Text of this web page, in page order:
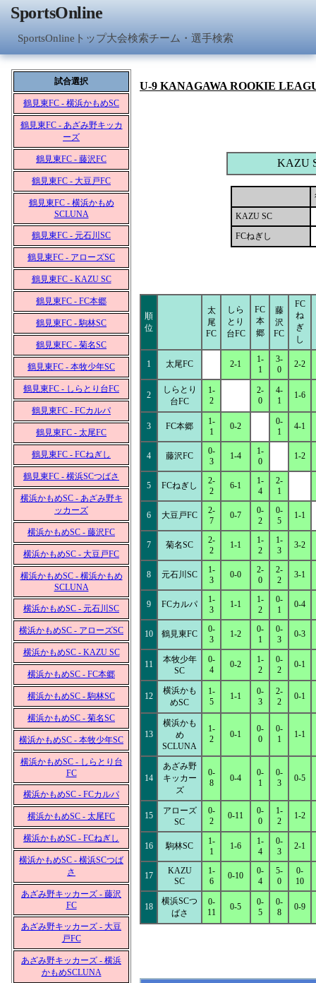
SportsOnline
SportsOnlineトップ大会検索チーム・選手検索
試合選択
鶴見東FC - 横浜かもめSC
鶴見東FC - あざみ野キッカ
ーズ
鶴見東FC - 藤沢FC
鶴見東FC - 大豆戸FC
鶴見東FC - 横浜かもめ
SCLUNA
鶴見東FC - 元石川SC
鶴見東FC - アローズSC
鶴見東FC - KAZU SC
鶴見東FC - FC本郷
鶴見東FC - 駒林SC
鶴見東FC - 菊名SC
鶴見東FC - 本牧少年SC
鶴見東FC - しらとり台FC
鶴見東FC - FCカルパ
鶴見東FC - 太尾FC
鶴見東FC - FCねぎし
鶴見東FC - 横浜SCつばさ
横浜かもめSC - あざみ野キ
ッカーズ
横浜かもめSC - 藤沢FC
横浜かもめSC - 大豆戸FC
横浜かもめSC - 横浜かもめ
SCLUNA
横浜かもめSC - 元石川SC
横浜かもめSC - アローズSC
横浜かもめSC - KAZU SC
横浜かもめSC - FC本郷
横浜かもめSC - 駒林SC
横浜かもめSC - 菊名SC
横浜かもめSC - 本牧少年SC
横浜かもめSC - しらとり台
FC
横浜かもめSC - FCカルパ
横浜かもめSC - 太尾FC
横浜かもめSC - FCねぎし
横浜かもめSC - 横浜SCつば
さ
あざみ野キッカーズ - 藤沢
FC
あざみ野キッカーズ - 大豆
戸FC
あざみ野キッカーズ - 横浜
かもめSCLUNA
U-9 KANAGAWA ROOKIE
KAZU
KAZU SC
FCねぎし
順
位
太
尾
FC
しら
とり
台FC
FC
本
郷
藤
沢
FC
FC
ね
ぎ
し
1 太尾FC 2-1
1-
1
3-
0
2-2
2
しらとり
台FC
1-
2
2-
0
4-
1
1-6
3 FC本郷
1-
1
0-2
0-
1
4-1
4 藤沢FC
0-
3
1-4
1-
0
1-2
5 FCねぎし
2-
2
6-1
1-
4
2-
1
6 大豆戸FC
2-
7
0-7
0-
2
0-
5
1-1
7 菊名SC
2-
2
1-1
1-
2
1-
3
3-2
8 元石川SC
1-
3
0-0
2-
0
2-
2
3-1
9 FCカルパ
1-
3
1-1
1-
2
0-
1
0-4
10 鶴見東FC
0-
3
1-2
0-
1
0-
3
0-3
11
本牧少年
SC
0-
4
0-2
1-
2
0-
2
0-1
12
横浜かも
めSC
1-
5
1-1
0-
3
2-
2
0-1
13
横浜かも
め
SCLUNA
1-
2
0-1
0-
0
0-
1
1-1
14
あざみ野
キッカー
ズ
0-
8
0-4
0-
1
0-
3
0-5
15
アローズ
SC
0-
2
0-11
0-
0
1-
2
1-2
16 駒林SC
1-
1
1-6
1-
4
0-
3
2-1
17
KAZU
SC
1-
6
0-10
0-
4
5-
0
0-
10
18
横浜SCつ
ばさ
0-
11
0-5
0-
5
0-
8
0-9